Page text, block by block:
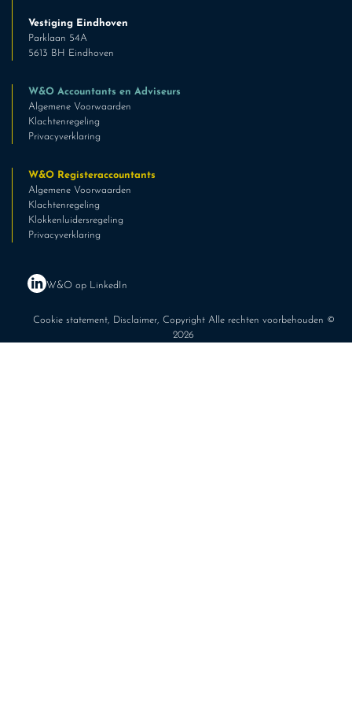
Vestiging Eindhoven
Parklaan 54A
5613 BH Eindhoven
W&O Accountants en Adviseurs
Algemene Voorwaarden
Klachtenregeling
Privacyverklaring
W&O Registeraccountants
Algemene Voorwaarden
Klachtenregeling
Klokkenluidersregeling
Privacyverklaring
W&O op LinkedIn
Cookie statement, Disclaimer, Copyright Alle rechten voorbehouden ©
2026